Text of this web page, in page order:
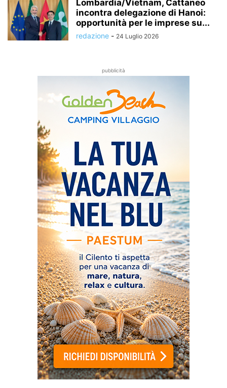
Lombardia/Vietnam, Cattaneo
incontra delegazione di Hanoi:
opportunità per le imprese su...
redazione - 24 Luglio 2026
pubblicità